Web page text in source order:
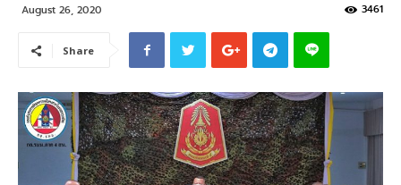
August 26, 2020 3461
Share